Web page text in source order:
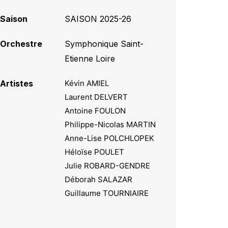
Saison SAISON 2025-26
Orchestre
Symphonique Saint-
Etienne Loire
Artistes
Kévin AMIEL
Laurent DELVERT
Antoine FOULON
Philippe-Nicolas MARTIN
Anne-Lise POLCHLOPEK
Héloïse POULET
Julie ROBARD-GENDRE
Déborah SALAZAR
Guillaume TOURNIAIRE